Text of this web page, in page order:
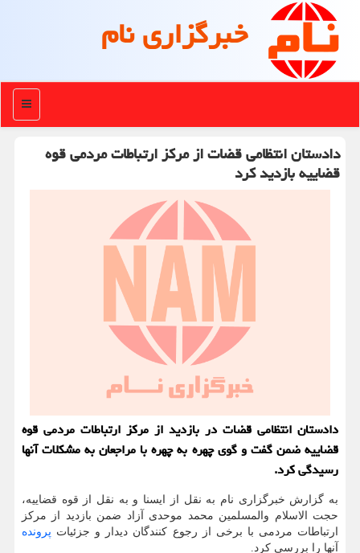
خبرگزاری نام
منو
دادستان انتظامی قضات از مرکز ارتباطات مردمی قوه
قضاییه بازدید کرد
دادستان انتظامی قضات در بازدید از مرکز ارتباطات مردمی قوه
قضاییه ضمن گفت و گوی چهره به چهره با مراجعان به مشکلات آنها
رسیدگی کرد.
به گزارش خبرگزاری نام به نقل از ایسنا و به نقل از قوه قضاییه،
حجت الاسلام والمسلمین محمد موحدی آزاد ضمن بازدید از مرکز
ارتباطات مردمی با برخی از رجوع کنندگان دیدار و جزئیات پرونده
آنها را بررسی کرد.